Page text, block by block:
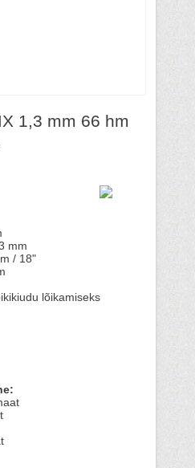
1,3 mm 66 hm
mm
/ 18"
lõikamiseks